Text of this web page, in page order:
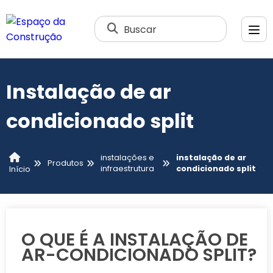
Buscar
Instalação de ar
condicionado split
Início
Produtos
instalações e
infraestrutura
instalação de ar
condicionado split
O QUE É A INSTALAÇÃO DE
AR-CONDICIONADO SPLIT?